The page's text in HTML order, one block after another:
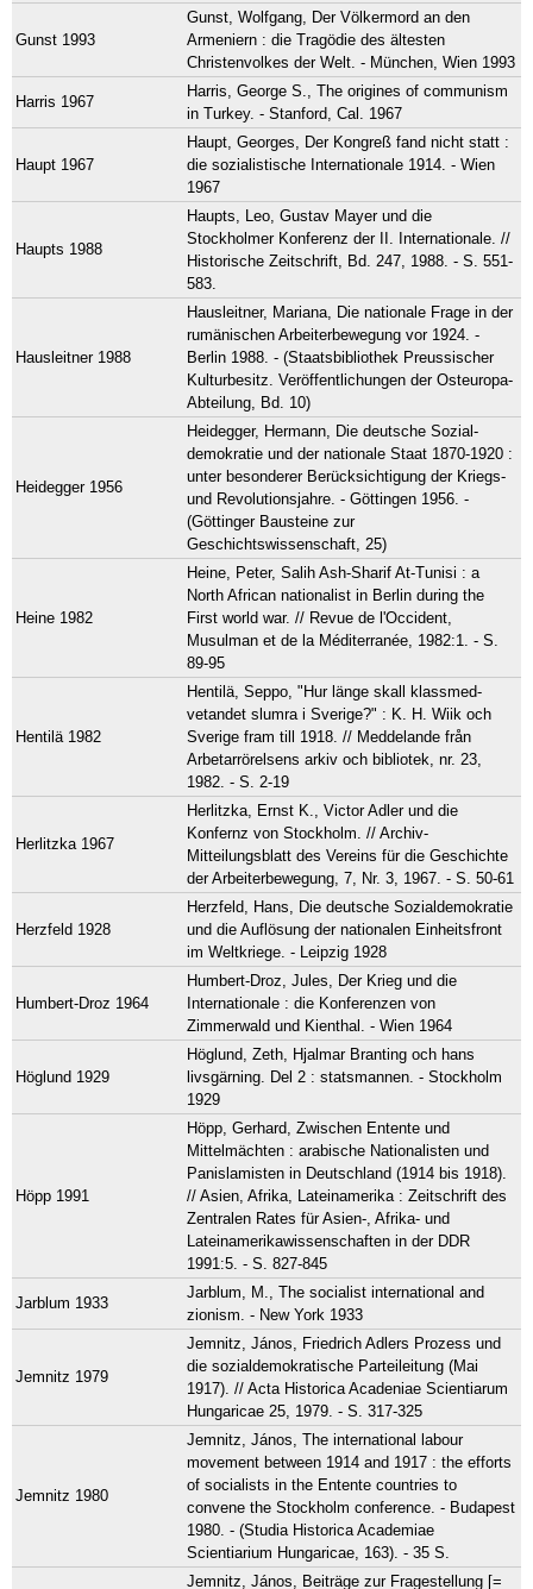
Gunst 1993
Gunst, Wolfgang, Der Völkermord an den
Armeniern : die Tragödie des ältesten
Christenvolkes der Welt. - München, Wien 1993
Harris 1967
Harris, George S., The origines of communism
in Turkey. - Stanford, Cal. 1967
Haupt 1967
Haupt, Georges, Der Kongreß fand nicht statt :
die sozialistische Internationale 1914. - Wien
1967
Haupts 1988
Haupts, Leo, Gustav Mayer und die
Stockholmer Konferenz der II. Internationale. //
Historische Zeitschrift, Bd. 247, 1988. - S. 551-
583.
Hausleitner 1988
Hausleitner, Mariana, Die nationale Frage in der
rumänischen Arbeiterbewegung vor 1924. -
Berlin 1988. - (Staatsbibliothek Preussischer
Kulturbesitz. Veröffentlichungen der Osteuropa-
Abteilung, Bd. 10)
Heidegger 1956
Heidegger, Hermann, Die deutsche Sozial-
demokratie und der nationale Staat 1870-1920 :
unter besonderer Berücksichtigung der Kriegs-
und Revolutionsjahre. - Göttingen 1956. -
(Göttinger Bausteine zur
Geschichtswissenschaft, 25)
Heine 1982
Heine, Peter, Salih Ash-Sharif At-Tunisi : a
North African nationalist in Berlin during the
First world war. // Revue de l'Occident,
Musulman et de la Méditerranée, 1982:1. - S.
89-95
Hentilä 1982
Hentilä, Seppo, "Hur länge skall klassmed-
vetandet slumra i Sverige?" : K. H. Wiik och
Sverige fram till 1918. // Meddelande från
Arbetarrörelsens arkiv och bibliotek, nr. 23,
1982. - S. 2-19
Herlitzka 1967
Herlitzka, Ernst K., Victor Adler und die
Konfernz von Stockholm. // Archiv-
Mitteilungsblatt des Vereins für die Geschichte
der Arbeiterbewegung, 7, Nr. 3, 1967. - S. 50-61
Herzfeld 1928
Herzfeld, Hans, Die deutsche Sozialdemokratie
und die Auflösung der nationalen Einheitsfront
im Weltkriege. - Leipzig 1928
Humbert-Droz 1964
Humbert-Droz, Jules, Der Krieg und die
Internationale : die Konferenzen von
Zimmerwald und Kienthal. - Wien 1964
Höglund 1929
Höglund, Zeth, Hjalmar Branting och hans
livsgärning. Del 2 : statsmannen. - Stockholm
1929
Höpp 1991
Höpp, Gerhard, Zwischen Entente und
Mittelmächten : arabische Nationalisten und
Panislamisten in Deutschland (1914 bis 1918).
// Asien, Afrika, Lateinamerika : Zeitschrift des
Zentralen Rates für Asien-, Afrika- und
Lateinamerikawissenschaften in der DDR
1991:5. - S. 827-845
Jarblum 1933
Jarblum, M., The socialist international and
zionism. - New York 1933
Jemnitz 1979
Jemnitz, János, Friedrich Adlers Prozess und
die sozialdemokratische Parteileitung (Mai
1917). // Acta Historica Acadeniae Scientiarum
Hungaricae 25, 1979. - S. 317-325
Jemnitz 1980
Jemnitz, János, The international labour
movement between 1914 and 1917 : the efforts
of socialists in the Entente countries to
convene the Stockholm conference. - Budapest
1980. - (Studia Historica Academiae
Scientiarium Hungaricae, 163). - 35 S.
Jemnitz, János, Beiträge zur Fragestellung [=